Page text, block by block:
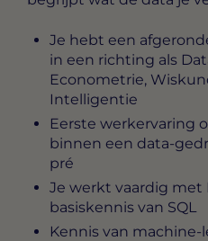
Je hebt een
in een richting als
Econometrie,
Intelligentie
Eerste werkervaring
binnen een data-
pré
Je werkt vaardig met
basiskennis van SQL
Kennis van